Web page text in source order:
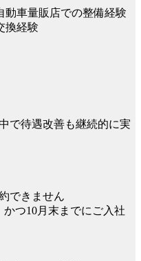
動車量販店での整備経験
換経験
で待遇改善も継続的に実
できません
つ10月末までにご入社